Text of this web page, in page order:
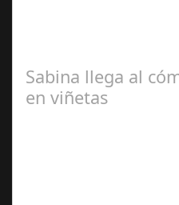
Sabina llega al
en viñetas